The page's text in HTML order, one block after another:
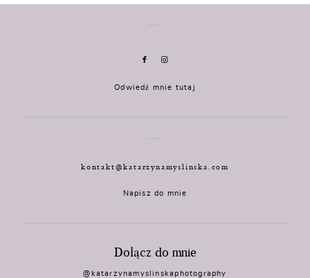
Odwiedź mnie tutaj
kontakt@katarzynamyslinska.com
Napisz do mnie
Dołącz do mnie
@katarzynamyslinskaphotography